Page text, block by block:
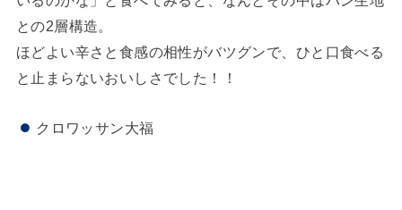
との2層構造。
ほどよい辛さと食感の相性がバツグンで、ひと口食べる
と止まらないおいしさでした！！
クロワッサン大福